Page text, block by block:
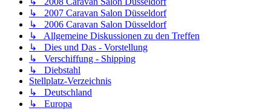
↳ 2007 Caravan Salon Düsseldorf
↳ 2006 Caravan Salon Düsseldorf
↳ Allgemeine Diskussionen zu den Treffen
↳ Dies und Das - Vorstellung
↳ Verschiffung - Shipping
↳ Diebstahl
Stellplatz-Verzeichnis
↳ Deutschland
↳ Europa